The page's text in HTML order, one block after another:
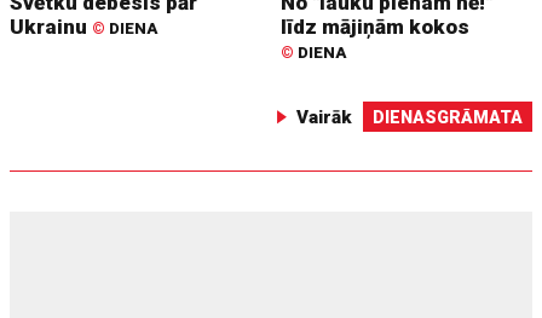
Ukrainu © DIENA
līdz mājiņām kokos
© DIENA
Vairāk DIENASGRĀMATA